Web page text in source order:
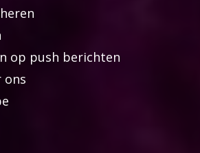
op push berichten
ons